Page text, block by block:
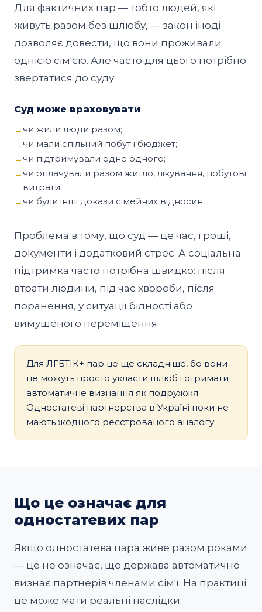
Для фактичних пар — тобто людей, які
живуть разом без шлюбу, — закон іноді
дозволяє довести, що вони проживали
однією сім'єю. Але часто для цього потрібно
звертатися до суду.
Суд може враховувати
чи жили люди разом;
чи мали спільний побут і бюджет;
чи підтримували одне одного;
чи оплачували разом житло, лікування, побутові
витрати;
чи були інші докази сімейних відносин.
Проблема в тому, що суд — це час, гроші,
документи і додатковий стрес. А соціальна
підтримка часто потрібна швидко: після
втрати людини, під час хвороби, після
поранення, у ситуації бідності або
вимушеного переміщення.
Для ЛГБТІК+ пар це ще складніше, бо вони
не можуть просто укласти шлюб і отримати
автоматичне визнання як подружжя.
Одностатеві партнерства в Україні поки не
мають жодного реєстрованого аналогу.
Що це означає для
одностатевих пар
Якщо одностатева пара живе разом роками
— це не означає, що держава автоматично
визнає партнерів членами сім'ї. На практиці
це може мати реальні наслідки.